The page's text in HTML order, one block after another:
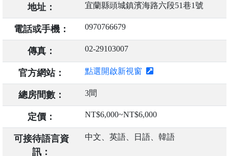
地址： 宜蘭縣頭城鎮濱海路六段51巷1號
電話或手機： 0970766679
傳真： 02-29103007
官方網站： 點選開啟新視窗
總房間數： 3間
定價： NT$6,000~NT$6,000
可接待語言資
訊：
中文、英語、日語、韓語